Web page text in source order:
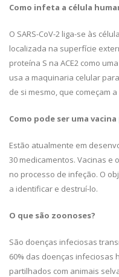
Como infeta a célula
O SARS-CoV-2 liga-se às
localizada na superfície
proteína S na ACE2 como
usa a maquinaria celular
de si mesmo, que começam
Como pode ser uma
Estão atualmente em
30 medicamentos. Vacinas
no processo de infeção. O
a identificar e destruí-lo.
O que são zoonoses?
São doenças infeciosas
60% das doenças infeciosas
partilhados com animais